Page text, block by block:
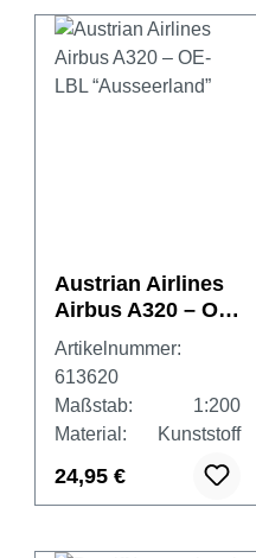
Austrian Airlines
Airbus A320 – OE-
LBL
“Ausseerland”
Artikelnummer:
613620
Maßstab:
1:200
Material:
Kunststoff
24,95 €